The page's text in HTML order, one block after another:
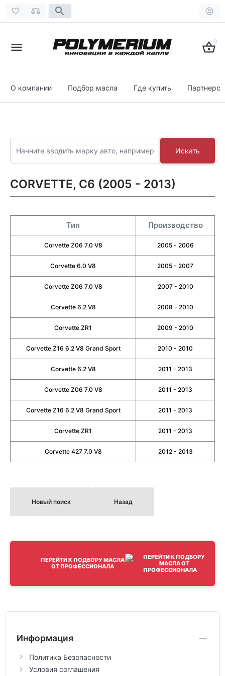
0
О компании Подбор масла Где купить
Искать
CORVETTE, C6 (2005 - 2013)
Тип Производство
Corvette Z06 7.0 V8 2005 - 2006
Corvette 6.0 V8 2005 - 2007
Corvette Z06 7.0 V8 2007 - 2010
Corvette 6.2 V8 2008 - 2010
Corvette ZR1 2009 - 2010
Corvette Z16 6.2 V8 Grand Sport 2010 - 2010
Corvette 6.2 V8 2011 - 2013
Corvette Z06 7.0 V8 2011 - 2013
Corvette Z16 6.2 V8 Grand Sport 2011 - 2013
Corvette ZR1 2011 - 2013
Corvette 427 7.0 V8 2012 - 2013
Новый поиск Назад
ПЕРЕЙТИ К ПОДБОРУ МАСЛА
ОТ ПРОФЕССИОНАЛА
Информация
Политика Безопасности
Условия соглашения